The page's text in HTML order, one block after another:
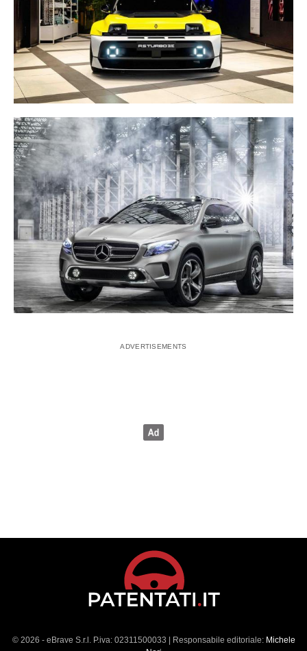
© 2026 - eBrave S.r.l. P.iva: 02311500033 | Responsabile editoriale: Michele